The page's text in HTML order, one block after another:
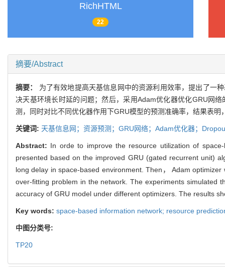
RichHTML
22
摘要/Abstract
摘要： 为了有效地提高天基信息网中的资源利用效率，提出了一
决天基环境长时延的问题；然后，采用Adam优化器优化GRU网
测，同时对比不同优化器作用下GRU模型的预测准确率，结果表
关键词: 天基信息网；资源预测；GRU网络；Adam优化器；
Abstract: In orde to improve the resource utilization of
presented based on the improved GRU (gated recurrent unit)
long delay in space-based environment. Then， Adam
over-fitting problem in the network. The experiments simulated
accuracy of GRU model under different optimizers. The results
Key words: space-based information network; resource
中图分类号:
TP20